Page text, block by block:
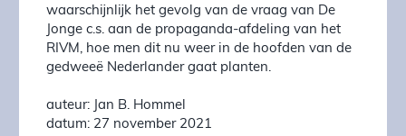
waarschijnlijk het gevolg van de vraag van De
Jonge c.s. aan de propaganda-afdeling van het
RIVM, hoe men dit nu weer in de hoofden van de
gedweeë Nederlander gaat planten.
auteur: Jan B. Hommel
datum: 27 november 2021